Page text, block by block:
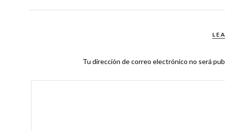
Tu dirección de correo electrónico no será